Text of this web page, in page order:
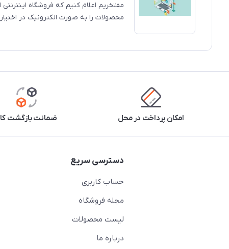
مفتخریم اعلام کنیم که فروشگاه
محصولات را به صورت الکترونیک در اختیار
امکان پرداخت در محل ضمانت بازگشت
دسترسی سریع
حساب کاربری
مجله فروشگاه
لیست محصولات
درباره ما